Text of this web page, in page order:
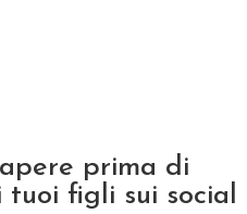
prima di
figli sui social